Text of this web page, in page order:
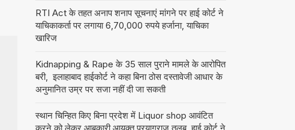
RTI Act के तहत अनाप शनाप सूचनाएं मांगने पर हाई कोर्ट ने
याचिकाकर्ता पर लगाया 6,70,000 रुपये हर्जाना, याचिका
खारिज
Kidnapping & Rape के 35 साल पुराने मामले के आरोपित
बरी, इलाहाबाद हाईकोर्ट ने कहा बिना ठोस दस्तावेजी आधार के
अनुमानित उम्र पर सजा नहीं दी जा सकती
स्थान चिन्हित किए बिना प्रदेश में Liquor shop आवंटित
करने को लेकर आबकारी आयुक्त प्रयागराज तलब, हाई कोर्ट ने